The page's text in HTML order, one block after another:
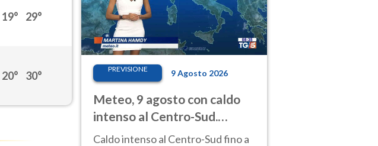
19° 29°
20° 30°
PREVISIONE 9 Agosto 2026
Meteo, 9 agosto con caldo
intenso al Centro-Sud.
Temporali sui rilievi
Caldo intenso al Centro-Sud fino a